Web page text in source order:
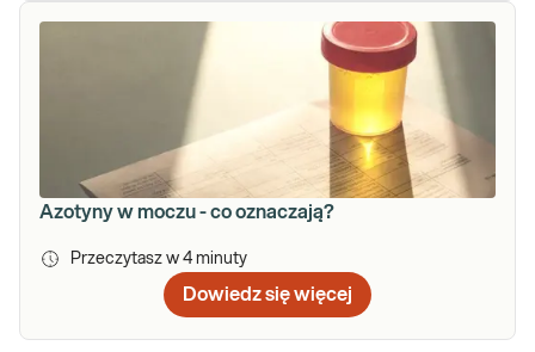
Azotyny w moczu - co oznaczają?
Przeczytasz w 4 minuty
Dowiedz się więcej